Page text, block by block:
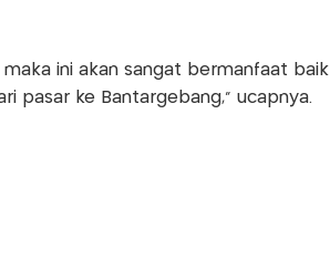
ini akan sangat bermanfaat baik
pasar ke Bantargebang," ucapnya.